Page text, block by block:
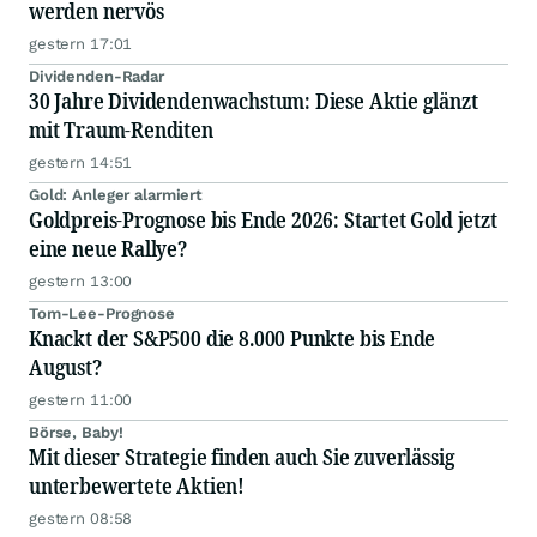
werden nervös
gestern 17:01
Dividenden-Radar
30 Jahre Dividendenwachstum: Diese Aktie glänzt
mit Traum-Renditen
gestern 14:51
Gold: Anleger alarmiert
Goldpreis-Prognose bis Ende 2026: Startet Gold jetzt
eine neue Rallye?
gestern 13:00
Tom-Lee-Prognose
Knackt der S&P500 die 8.000 Punkte bis Ende
August?
gestern 11:00
Börse, Baby!
Mit dieser Strategie finden auch Sie zuverlässig
unterbewertete Aktien!
gestern 08:58